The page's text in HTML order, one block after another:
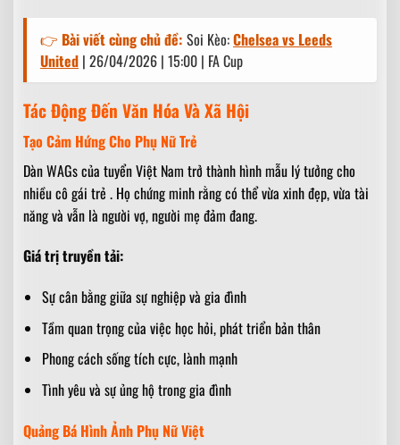
👉 Bài viết cùng chủ đề: Soi Kèo:Chelsea vs Leeds
United | 26/04/2026 | 15:00 | FA Cup
Tác Động Đến Văn Hóa Và Xã Hội
Tạo Cảm Hứng Cho Phụ Nữ Trẻ
Dàn WAGs của tuyển Việt Nam trở thành hình mẫu lý tưởng cho
nhiều cô gái trẻ . Họ chứng minh rằng có thể vừa xinh đẹp, vừa tài
năng và vẫn là người vợ, người mẹ đảm đang.
Giá trị truyền tải:
Sự cân bằng giữa sự nghiệp và gia đình
Tầm quan trọng của việc học hỏi, phát triển bản thân
Phong cách sống tích cực, lành mạnh
Tình yêu và sự ủng hộ trong gia đình
Quảng Bá Hình Ảnh Phụ Nữ Việt